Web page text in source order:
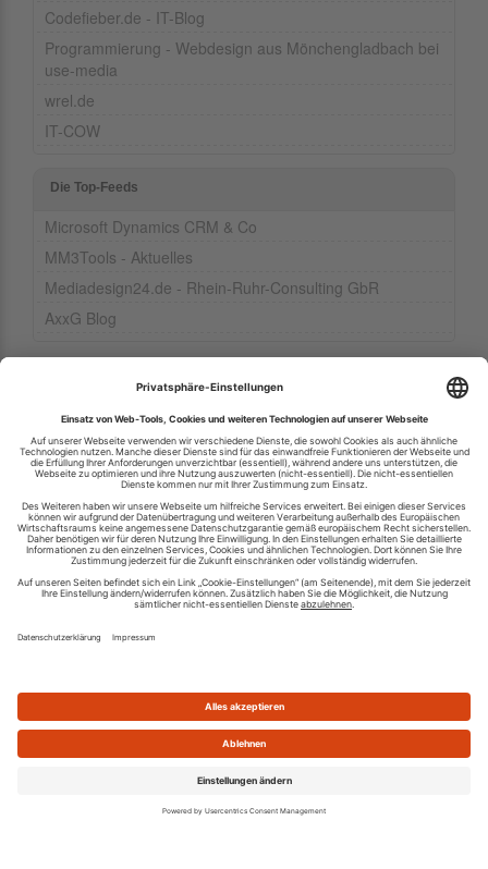
Codefieber.de - IT-Blog
Programmierung - Webdesign aus Mönchengladbach bei
use-media
wrel.de
IT-COW
Die Top-Feeds
Microsoft Dynamics CRM & Co
MM3Tools - Aktuelles
Mediadesign24.de - Rhein-Ruhr-Consulting GbR
AxxG Blog
Ihren RSS-Feed veröffentlichen
RSS-Verzeichnis.de © 2003-2026
Impressum
Kontakt
Datenschutzinformation
Cookie-Einstellungen
Was ist ein RSS Feed?
Die besten RSS Reader
101-200|200-300